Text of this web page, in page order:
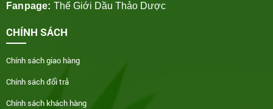
Fanpage: Thế Giới Dầu Thảo Dược
CHÍNH SÁCH
Chính sách giao hàng
Chính sách đổi trả
Chính sách khách hàng